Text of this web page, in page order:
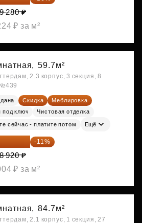
280 ₽
₽ за м²
59.7м²
2.3 корпус, 3 секция, 8
Скидка
Меблировка
под ключ
Чистовая отделка
сейчас - платите потом Ещё
039 ₽ -11%
920 ₽
₽ за м²
84.7м²
2.1 корпус, 1 секция, 27